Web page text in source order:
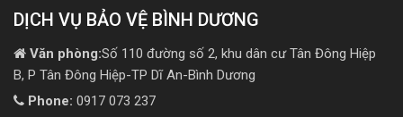
DỊCH VỤ BẢO VỆ BÌNH DƯƠNG
Văn phòng:Số 110 đường số 2, khu dân cư Tân Đông Hiệp
B, P Tân Đông Hiệp-TP Dĩ An-Bình Dương
Phone: 0917 073 237